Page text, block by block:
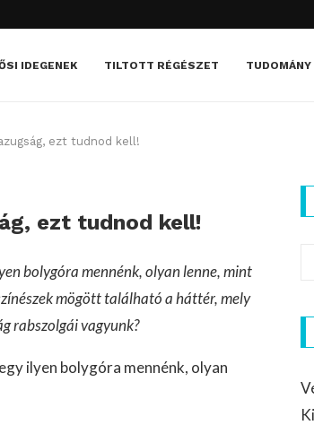
IDEGENEK TILTOTT RÉGÉSZET TUDOMÁNY
ezt tudnod kell!
ezt tudnod kell!
bolygóra mennénk, olyan lenne, mint
mögött található a háttér, mely
rabszolgái vagyunk?
ilyen bolygóra mennénk, olyan